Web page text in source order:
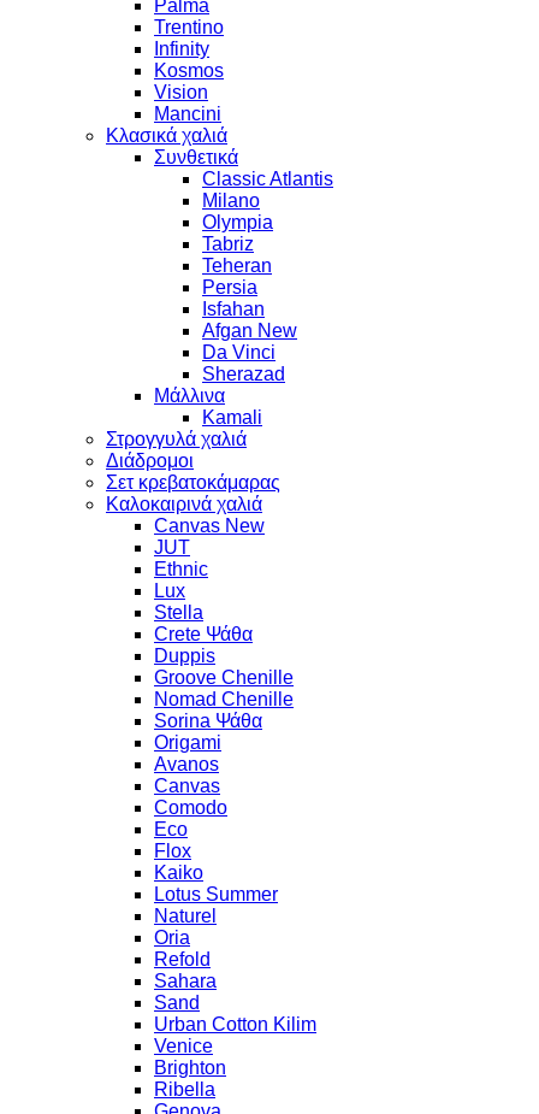
Palma
Trentino
Infinity
Kosmos
Vision
Mancini
Κλασικά χαλιά
Συνθετικά
Classic Atlantis
Milano
Olympia
Tabriz
Teheran
Persia
Isfahan
Afgan New
Da Vinci
Sherazad
Μάλλινα
Kamali
Στρογγυλά χαλιά
Διάδρομοι
Σετ κρεβατοκάμαρας
Καλοκαιρινά χαλιά
Canvas New
JUT
Ethnic
Lux
Stella
Crete Ψάθα
Duppis
Groove Chenille
Nomad Chenille
Sorina Ψάθα
Origami
Avanos
Canvas
Comodo
Eco
Flox
Kaiko
Lotus Summer
Naturel
Oria
Refold
Sahara
Sand
Urban Cotton Kilim
Venice
Brighton
Ribella